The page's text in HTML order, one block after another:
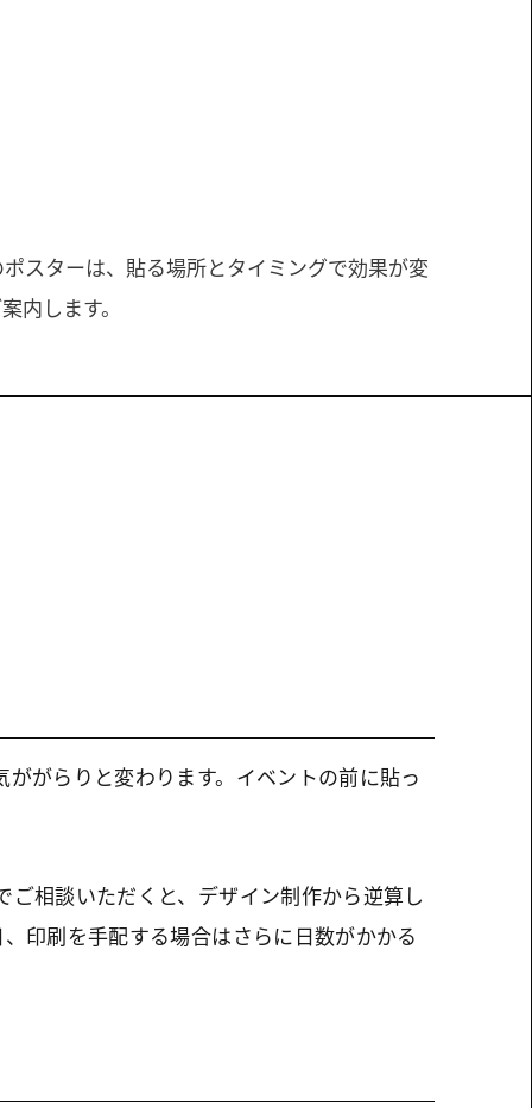
スターは、貼る場所とタイミングで効果が変
内します。
がらりと変わります。イベントの前に貼っ
相談いただくと、デザイン制作から逆算し
印刷を手配する場合はさらに日数がかかる